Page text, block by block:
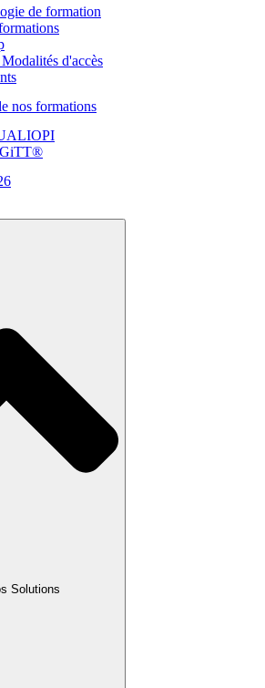
de formation
d'accès
nos formations
Solutions